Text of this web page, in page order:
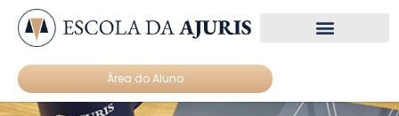
Área do Aluno